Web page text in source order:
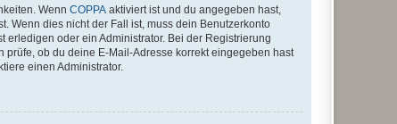
Wenn COPPA aktiviert ist und du angegeben hast,
Wenn dies nicht der Fall ist, muss dein Benutzerkonto
oder ein Administrator. Bei der Registrierung
ob du deine E-Mail-Adresse korrekt eingegeben hast
einen Administrator.